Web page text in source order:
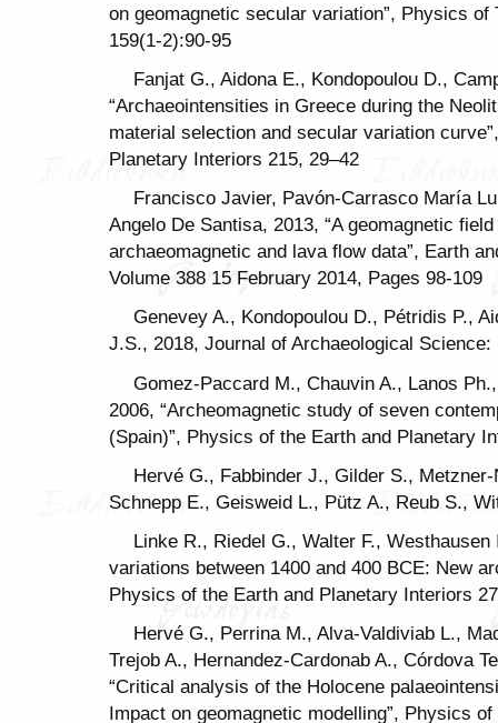
on geomagnetic secular variation”, Physics
159(1-2):90-95
Fanjat G., Aidona E., Kondopoulou D.,
“Archaeointensities in Greece during the
material selection and secular variation
Planetary Interiors 215, 29–42
Francisco Javier, Pavón-Carrasco María
Angelo De Santisa, 2013, “A geomagnetic
archaeomagnetic and lava flow data”, Earth
Volume 388 15 February 2014, Pages 98-109
Genevey A., Kondopoulou D., Pétridis P.,
J.S., 2018, Journal of Archaeological
Gomez-Paccard M., Chauvin A., Lanos
2006, “Archeomagnetic study of seven
(Spain)”, Physics of the Earth and Planetary
Hervé G., Fabbinder J., Gilder S.,
Schnepp E., Geisweid L., Pütz A., Reub S.,
Linke R., Riedel G., Walter F.,
variations between 1400 and 400 BCE: New
Physics of the Earth and Planetary Interiors
Hervé G., Perrina M., Alva-Valdiviab L.,
Trejob A., Hernandez-Cardonab A., Córdova
“Critical analysis of the Holocene
Impact on geomagnetic modelling”, Physics